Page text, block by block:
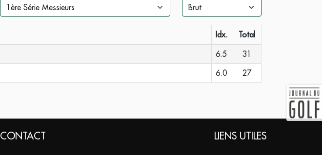
Idx.
Total
6.5
31
6.0 27
CONTACT LIENS UTILES